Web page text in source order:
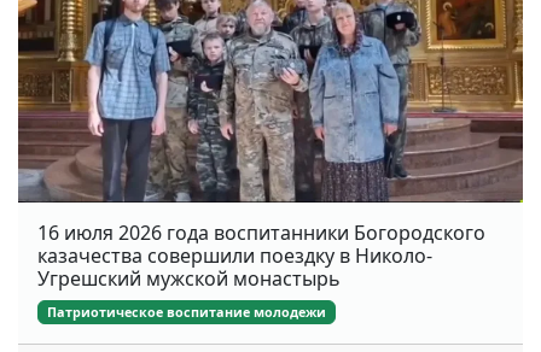
16 июля 2026 года воспитанники Богородского
казачества совершили поездку в Николо-
Угрешский мужской монастырь
Патриотическое воспитание молодежи